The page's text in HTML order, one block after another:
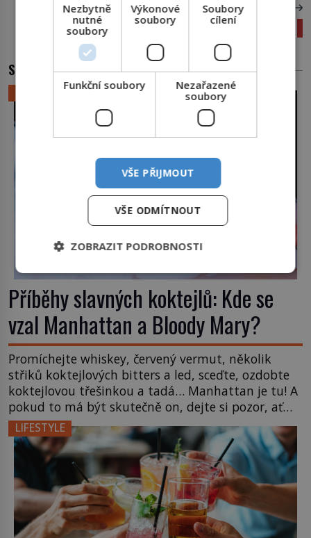
DALŠÍ ČLÁNEK
Věci, o kterých nevíme, k čemu jsou
SOUVISEJÍCÍ ČLÁNKY
LIFESTYLE
Příběhy slavných koktejlů: Kde se
vzal Manhattan a Bloody Mary?
Promíchejte whiskey, červený vermut, několik
střiků koktejlových bitters a led, sceďte, ozdobte
koktejlovou třešinkou a tadá… Manhattan je tu! A
pokud to má být skutečně on, dejte si pozor, ať
místo klasické americké rye whiskey či klidně
bourbonu nepoužijete skotskou whisku. Co se
stane? Inu, koktejl bude stále skvělý, ale už to
nebude Manhattan ale […]
LIFESTYLE
Nezbytně
nutné
soubory
Výkonové
soubory
Soubory
cílení
Funkční soubory
Nezařazené
soubory
VŠE PŘIJMOUT
VŠE ODMÍTNOUT
ZOBRAZIT PODROBNOSTI